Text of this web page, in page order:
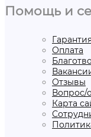
Помощь и
Оплата
Отзывы
Вопрос/
Карта